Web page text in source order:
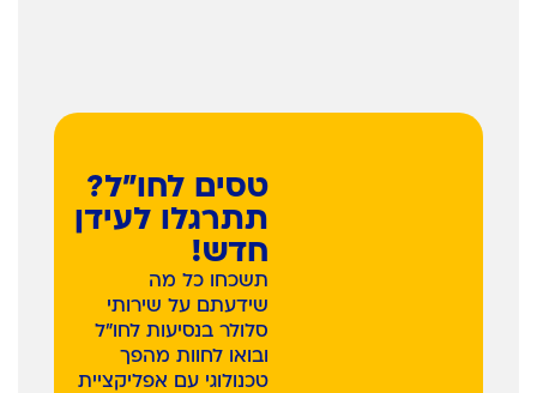
טסים לחו”ל?
תתרגלו לעידן
חדש!
תשכחו כל מה
שידעתם על שירותי
סלולר בנסיעות לחו”ל
ובואו לחוות מהפך
טכנולוגי עם אפליקציית